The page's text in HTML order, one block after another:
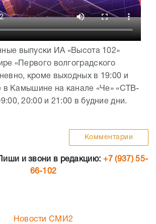
выпуски ИА «Высота 102»
«Первого волгоградского
кроме выходных в 19:00 и
в Камышине на канале «Че» «СТВ-
20:00 и 21:00 в будние дни.
Комментарии
и звони в редакцию: +7 (937) 55-
66-102
Новости СМИ2